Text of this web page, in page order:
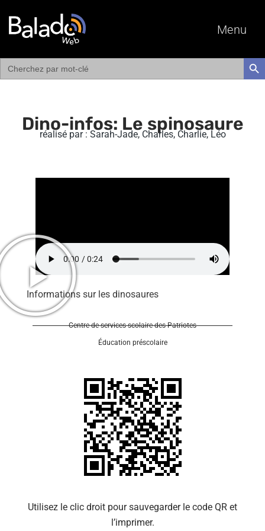
Menu
Search
for:
Dino-infos: Le spinosaure
réalisé par : Sarah-Jade, Charles, Charlie, Léo
Informations sur les dinosaures
Centre de services scolaire des Patriotes
Éducation préscolaire
Utilisez le clic droit pour sauvegarder le code QR et
l’imprimer.